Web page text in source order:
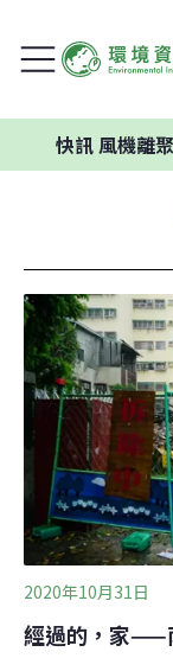
風機離聚落、
2020年10月31日
經過的，家——